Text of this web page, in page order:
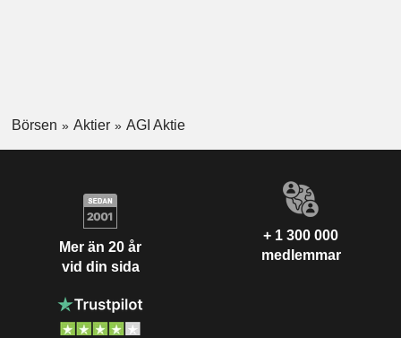
Börsen Aktier AGI Aktie
Mer än 20 år
vid din sida
+ 1 300 000
medlemmar